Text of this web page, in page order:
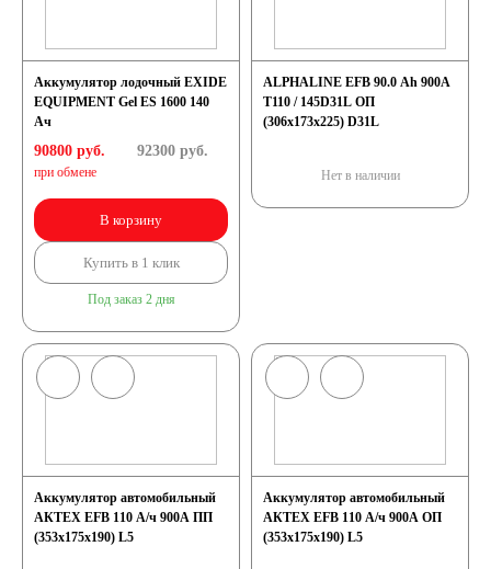
Аккумулятор лодочный EXIDE
EQUIPMENT Gel ES 1600 140
Ач
90800 руб.
при обмене
92300руб.
В корзину
Купить в 1 клик
Под заказ 2 дня
ALPHALINE EFB 90.0 Ah 900A
T110 / 145D31L ОП
(306x173x225) D31L
Нет в наличии
Аккумулятор автомобильный
АКТЕХ EFB 110 А/ч 900А ПП
(353x175x190) L5
Аккумулятор автомобильный
АКТЕХ EFB 110 А/ч 900А ОП
(353x175x190) L5